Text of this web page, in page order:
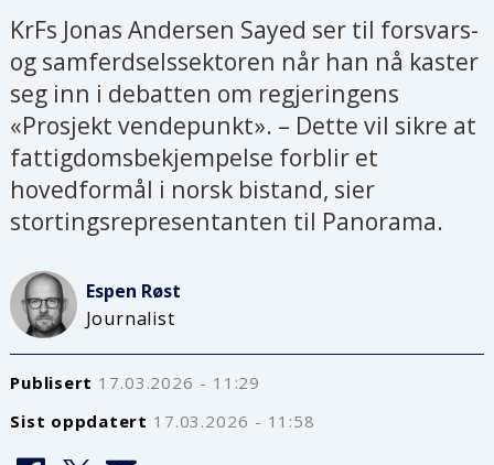
KrFs Jonas Andersen Sayed ser til forsvars-
og samferdselssektoren når han nå kaster
seg inn i debatten om regjeringens
«Prosjekt vendepunkt». – Dette vil sikre at
fattigdomsbekjempelse forblir et
hovedformål i norsk bistand, sier
stortingsrepresentanten til Panorama.
Espen Røst
Journalist
Publisert
17.03.2026 - 11:29
Sist oppdatert
17.03.2026 - 11:58